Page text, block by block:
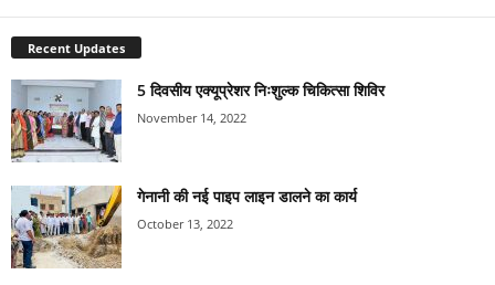
Recent Updates
5 दिवसीय एक्यूप्रेशर निःशुल्क चिकित्सा शिविर
November 14, 2022
गेनानी की नई पाइप लाइन डालने का कार्य
October 13, 2022